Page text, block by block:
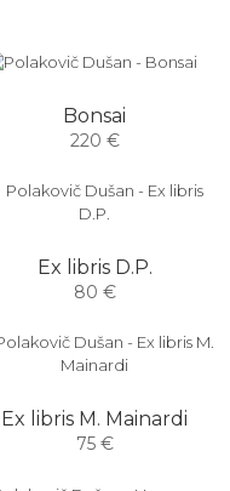
Bonsai
220 €
Ex libris D.P.
80 €
Ex libris M. Mainardi
75 €